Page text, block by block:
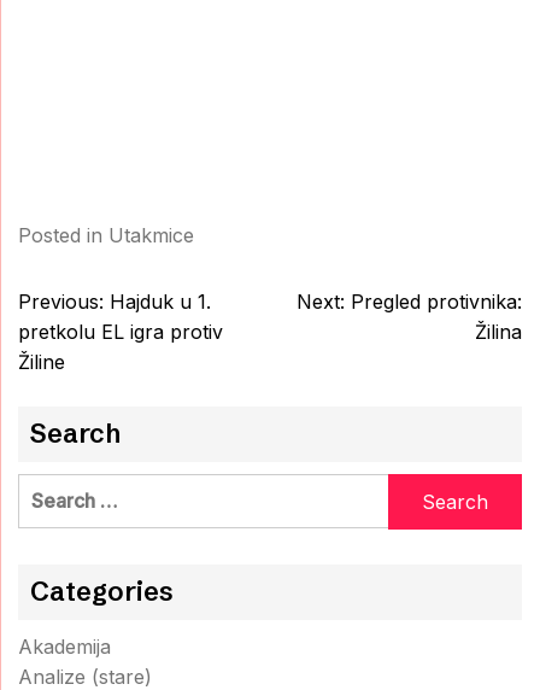
Posted in Utakmice
Post
navigation
Previous: Hajduk u 1.
pretkolu EL igra protiv
Žiline
Next: Pregled protivnika:
Žilina
Search
Search
Categories
Akademija
Analize (stare)